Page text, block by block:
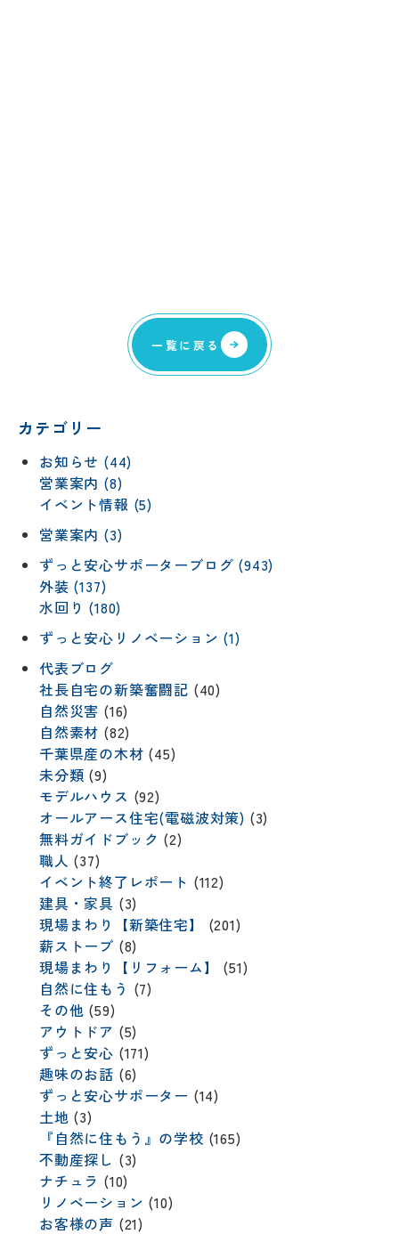
一覧に戻る
カテゴリー
お知らせ (44)
営業案内 (8)
イベント情報 (5)
営業案内 (3)
ずっと安心サポーターブログ (943)
外装 (137)
水回り (180)
ずっと安心リノベーション (1)
代表ブログ
社長自宅の新築奮闘記 (40)
自然災害 (16)
自然素材 (82)
千葉県産の木材 (45)
未分類 (9)
モデルハウス (92)
オールアース住宅(電磁波対策) (3)
無料ガイドブック (2)
職人 (37)
イベント終了レポート (112)
建具・家具 (3)
現場まわり【新築住宅】
(201)
薪ストーブ (8)
現場まわり【リフォーム】
(51)
自然に住もう (7)
その他 (59)
アウトドア (5)
ずっと安心 (171)
趣味のお話 (6)
ずっと安心サポーター (14)
土地 (3)
『自然に住もう』の学校 (165)
不動産探し (3)
ナチュラ (10)
リノベーション (10)
お客様の声 (21)